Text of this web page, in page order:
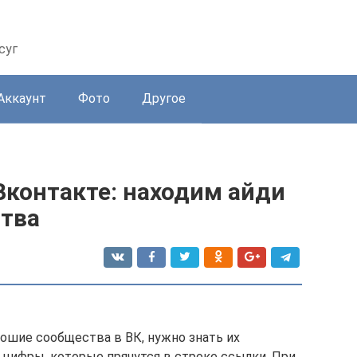
Фото Другое
находим айди
сообщества в ВК, нужно знать их